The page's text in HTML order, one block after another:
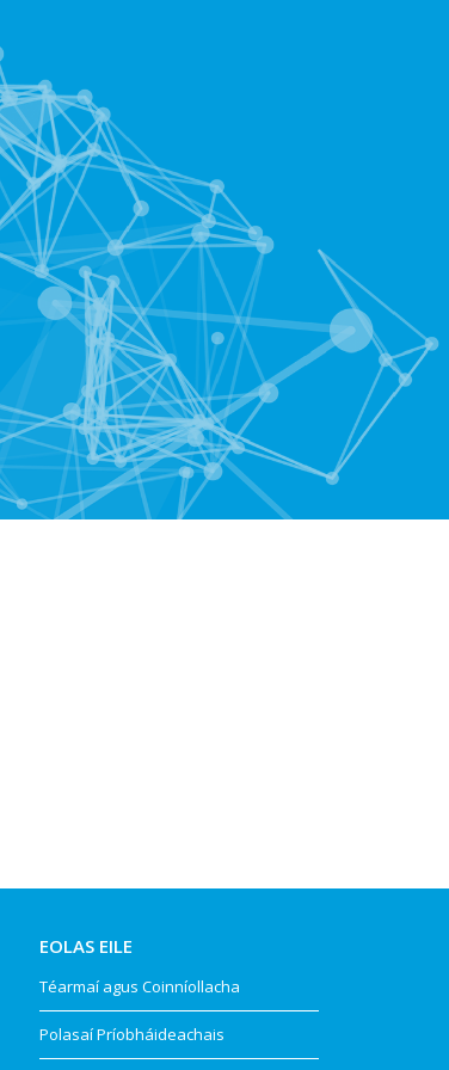
EOLAS EILE
Téarmaí agus Coinníollacha
Polasaí Príobháideachais